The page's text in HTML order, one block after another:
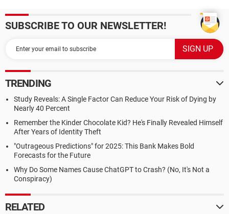
SUBSCRIBE TO OUR NEWSLETTER!
TRENDING
Study Reveals: A Single Factor Can Reduce Your Risk of Dying by
Nearly 40 Percent
Remember the Kinder Chocolate Kid? He's Finally Revealed Himself
After Years of Identity Theft
"Outrageous Predictions" for 2025: This Bank Makes Bold
Forecasts for the Future
Why Do Some Names Cause ChatGPT to Crash? (No, It's Not a
Conspiracy)
RELATED